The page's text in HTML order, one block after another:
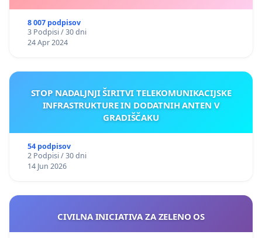
8 007 podpisov
3 Podpisi / 30 dni
24 Apr 2024
STOP NADALJNJI ŠIRITVI TELEKOMUNIKACIJSKE
INFRASTRUKTURE IN DODATNIH ANTEN V
GRADIŠČAKU
54 podpisov
2 Podpisi / 30 dni
14 Jun 2026
CIVILNA INICIATIVA ZA ZELENO OS